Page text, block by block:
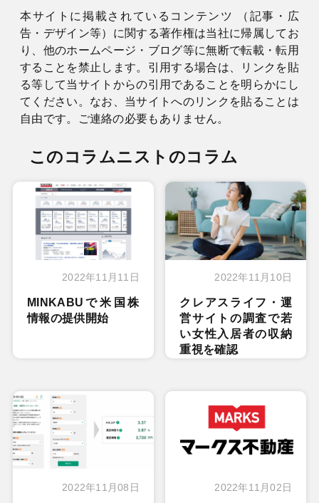
本サイトに掲載されているコンテンツ （記事・広
告・デザイン等）に関する著作権は当社に帰属してお
り、他のホームページ・ブログ等に無断で転載・転用
することを禁止します。引用する場合は、リンクを貼
る等して当サイトからの引用であることを明らかにし
てください。なお、当サイトへのリンクを貼ることは
自由です。ご連絡の必要もありません。
このコラムニストのコラム
2022年11月11日
MINKABUで米国株
情報の提供開始
2022年11月10日
クレアスライフ・運
営サイトの調査で若
い女性入居者の収納
重視を確認
2022年11月08日 2022年11月02日